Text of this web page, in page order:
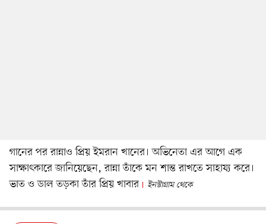
গানের পর রান্নাও প্রিয় ইমরান খানের। অভিনেতা এর আগে এক
সাক্ষাৎকারে জানিয়েছেন, রান্না তাঁকে মন শান্ত রাখতে সাহায্য করে।
ভাত ও ডাল তড়কা তাঁর প্রিয় খাবার
ইনস্টাগ্রাম থেকে